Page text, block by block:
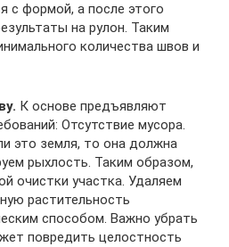
с формой, а после этого
на рулон. Таким
количества швов и
К основе предъявляют
Отсутствие мусора.
это земля, то она должна
рыхлость. Таким образом,
очистки участка. Удаляем
растительность
способом. Важно убрать
повредить целостность